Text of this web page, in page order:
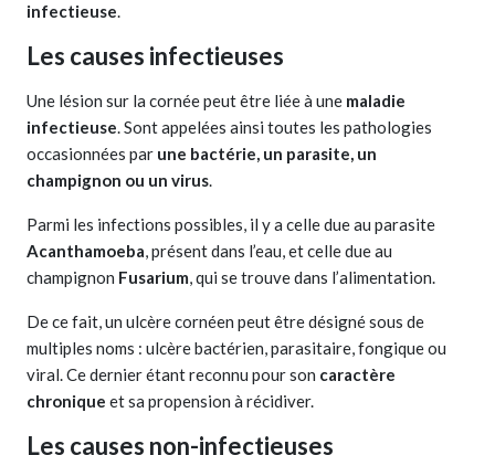
infectieuse.
Les causes infectieuses
Une lésion sur la cornée peut être liée à une maladie
infectieuse. Sont appelées ainsi toutes les pathologies
occasionnées par une bactérie, un parasite, un
champignon ou un virus.
Parmi les infections possibles, il y a celle due au parasite
Acanthamoeba, présent dans l’eau, et celle due au
champignon Fusarium, qui se trouve dans l’alimentation.
De ce fait, un ulcère cornéen peut être désigné sous de
multiples noms : ulcère bactérien, parasitaire, fongique ou
viral. Ce dernier étant reconnu pour son caractère
chronique et sa propension à récidiver.
Les causes non-infectieuses